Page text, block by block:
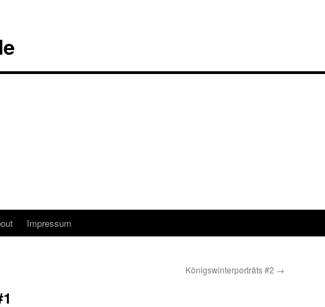
Impressum
Königswinterporträts #2 →